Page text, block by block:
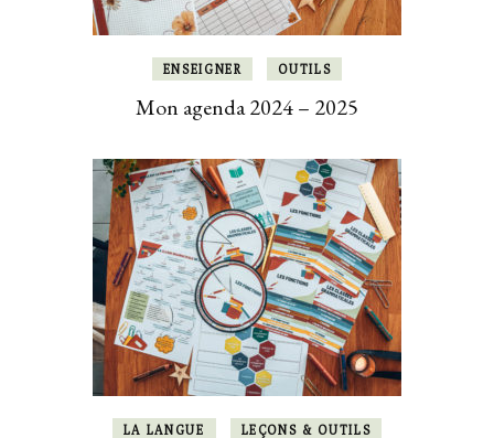
ENSEIGNER OUTILS
Mon agenda 2024 – 2025
LA LANGUE LEÇONS & OUTILS